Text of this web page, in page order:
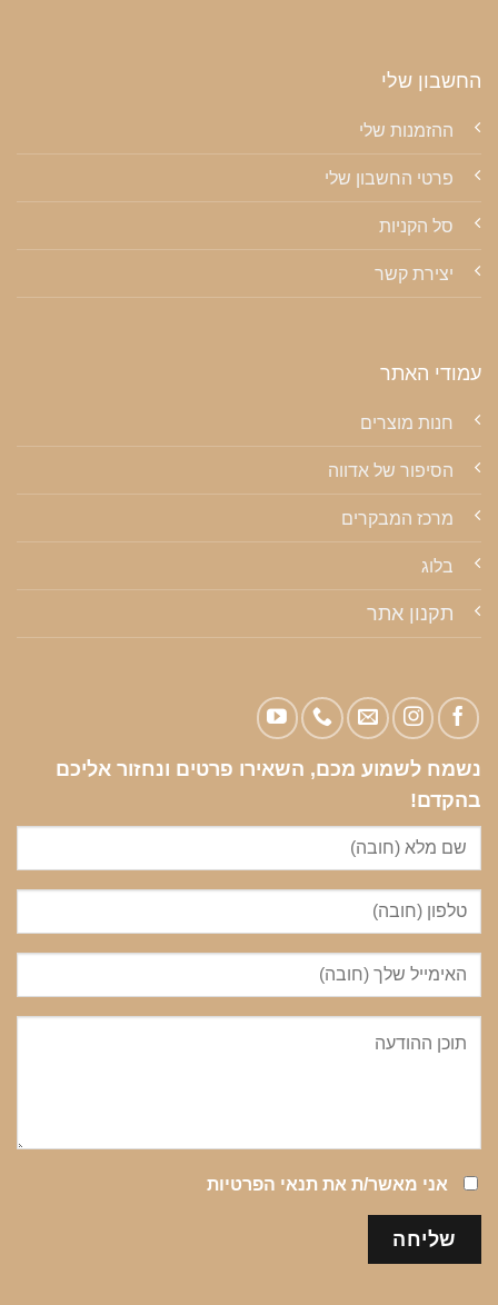
החשבון שלי
ההזמנות שלי
פרטי החשבון שלי
סל הקניות
יצירת קשר
עמודי האתר
חנות מוצרים
הסיפור של אדווה
מרכז המבקרים
בלוג
תקנון אתר
נשמח לשמוע מכם, השאירו פרטים ונחזור אליכם
בהקדם!
אני מאשר/ת את תנאי הפרטיות